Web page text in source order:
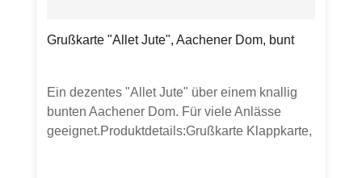
Grußkarte "Allet Jute", Aachener Dom, bunt
Ein dezentes "Allet Jute" über einem knallig
bunten Aachener Dom. Für viele Anlässe
geeignet.Produktdetails:Grußkarte Klappkarte,